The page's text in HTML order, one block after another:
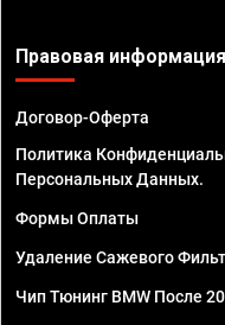
Правовая информация
Договор-Оферта
Политика
Персональных Данных.
Формы Оплаты
Удаление Сажевого
Чип Тюнинг BMW После